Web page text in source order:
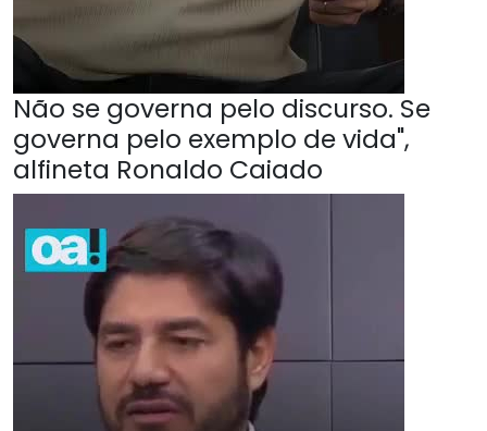
Não se governa pelo discurso. Se
governa pelo exemplo de vida",
alfineta Ronaldo Caiado